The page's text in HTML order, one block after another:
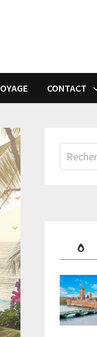
CONTACT